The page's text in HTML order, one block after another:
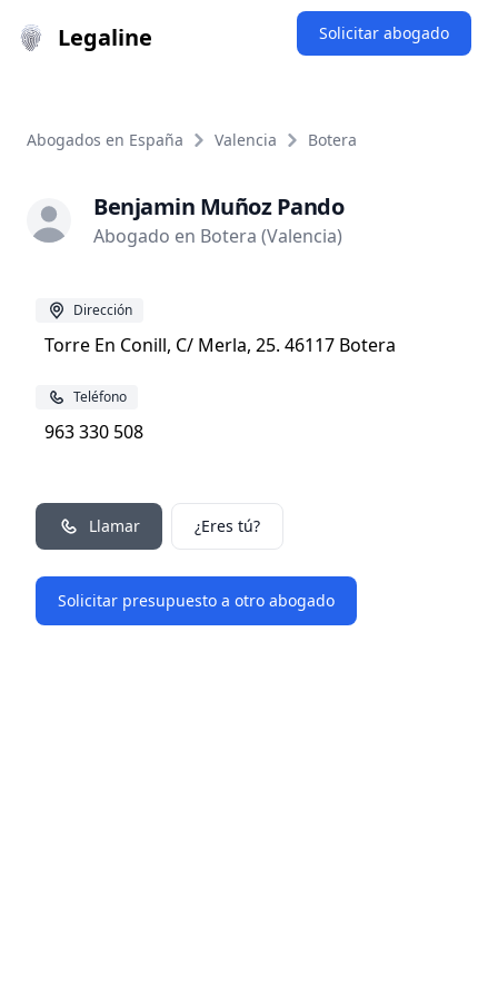
Legaline Solicitar abogado
Abogados en España Valencia Botera
Benjamin Muñoz Pando
Abogado en Botera (Valencia)
Dirección
Torre En Conill, C/ Merla, 25. 46117 Botera
Teléfono
963 330 508
Llamar ¿Eres tú?
Solicitar presupuesto a otro abogado